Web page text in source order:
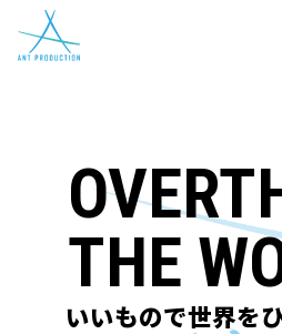
THE
いいもので世界を